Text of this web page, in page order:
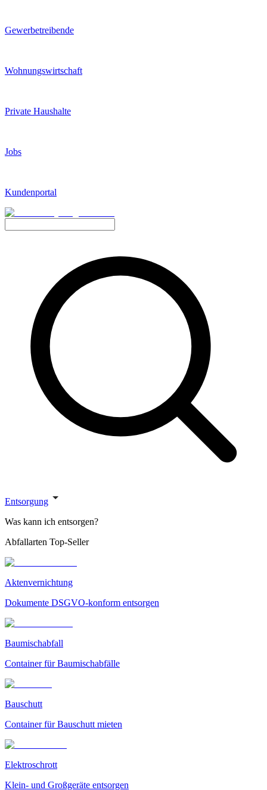
Gewerbetreibende
Wohnungswirtschaft
Private Haushalte
Jobs
Kundenportal
Entsorgung
Was kann ich entsorgen?
Abfallarten Top-Seller
Aktenvernichtung
Dokumente DSGVO-konform entsorgen
Baumischabfall
Container für Baumischabfälle
Bauschutt
Container für Bauschutt mieten
Elektroschrott
Klein- und Großgeräte entsorgen